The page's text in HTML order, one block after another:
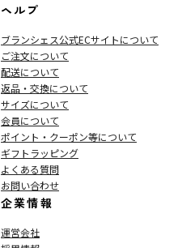
ヘルプ
ブランシェス公式ECサイトについて
ご注文について
配送について
返品・交換について
サイズについて
会員について
ポイント・クーポン等について
ギフトラッピング
よくある質問
お問い合わせ
企業情報
運営会社